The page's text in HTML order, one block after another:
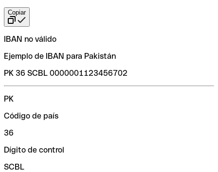
Copiar
IBAN no válido
Ejemplo de IBAN para Pakistán
PK 36 SCBL 0000001123456702
PK
Código de país
36
Dígito de control
SCBL